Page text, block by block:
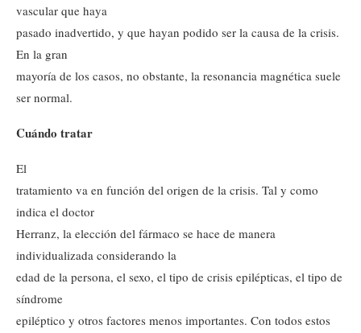
vascular que haya
pasado inadvertido, y que hayan podido ser la causa de la crisis.
En la gran
mayoría de los casos, no obstante, la resonancia magnética suele
ser normal.
Cuándo tratar
El
tratamiento va en función del origen de la crisis. Tal y como
indica el doctor
Herranz, la elección del fármaco se hace de manera
individualizada considerando la
edad de la persona, el sexo, el tipo de crisis epilépticas, el tipo de
síndrome
epiléptico y otros factores menos importantes. Con todos estos